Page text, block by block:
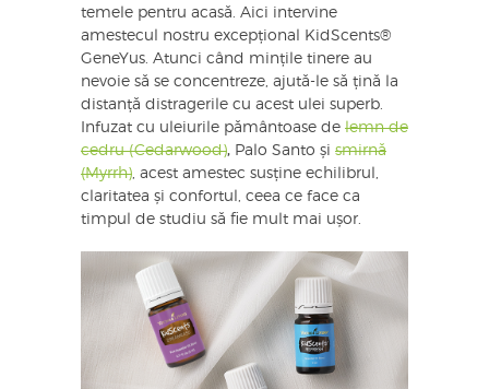
temele pentru acasă. Aici intervine
amestecul nostru excepțional KidScents®
GeneYus. Atunci când mințile tinere au
nevoie să se concentreze, ajută-le să țină la
distanță distragerile cu acest ulei superb.
Infuzat cu uleiurile pământoase de lemn de
cedru (Cedarwood), Palo Santo și smirnă
(Myrrh), acest amestec susține echilibrul,
claritatea și confortul, ceea ce face ca
timpul de studiu să fie mult mai ușor.